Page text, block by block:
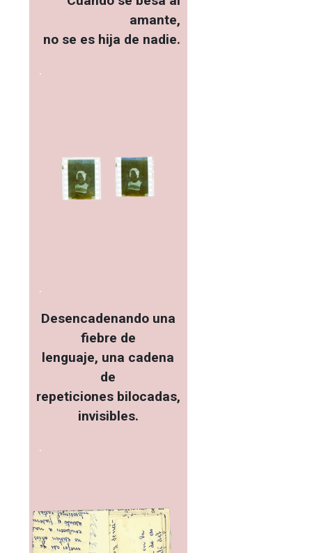
amante,
no se es hija de nadie.
.
.
Desencadenando una
fiebre de
lenguaje, una cadena
de
repeticiones bilocadas,
invisibles.
.